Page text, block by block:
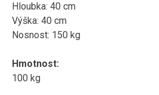
Hloubka: 40 cm
Výška: 40 cm
Nosnost: 150 kg
Hmotnost:
100 kg